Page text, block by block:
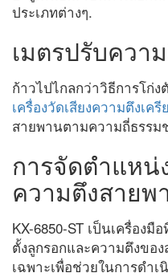
ประเภทต่างๆ.
เมตรปรับควา
ก้าวไปไกลกว่าวิธีการโก่ง
เครื่องวัดเสียงความตึงเครี
สายพานตามความถี่ธรร
การจัดตำแหน่
ความตึงสายพ
KX-6850-ST เป็นเครื่อง
ตั้งลูกรอกและความตึงขอ
เฉพาะเพื่อช่วยในการดำ